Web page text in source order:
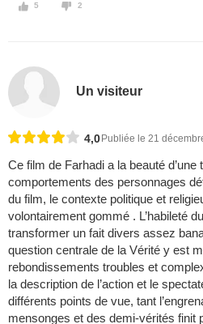
5 2
Un visiteur
4,0 Publiée le 21
Ce film de Farhadi a la beauté d’une
comportements des personnages
du film, le contexte politique et
volontairement gommé . L’habileté
transformer un fait divers assez
question centrale de la Vérité y est
rebondissements troubles et
la description de l’action et le
différents points de vue, tant
mensonges et des demi-vérités finit